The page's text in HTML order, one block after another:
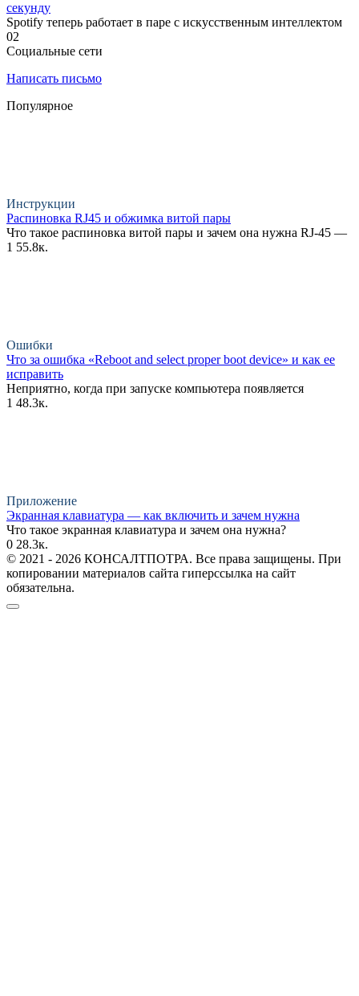
секунду
Spotify теперь работает в паре с искусственным интеллектом
02
Социальные сети
Написать письмо
Популярное
Инструкции
Распиновка RJ45 и обжимка витой пары
Что такое распиновка витой пары и зачем она нужна RJ-45 —
1 55.8к.
Ошибки
Что за ошибка «Reboot and select proper boot device» и как ее
исправить
Неприятно, когда при запуске компьютера появляется
1 48.3к.
Приложение
Экранная клавиатура — как включить и зачем нужна
Что такое экранная клавиатура и зачем она нужна?
0 28.3к.
© 2021 - 2026 КОНСАЛТПОТРА. Все права защищены. При
копировании материалов сайта гиперссылка на сайт
обязательна.